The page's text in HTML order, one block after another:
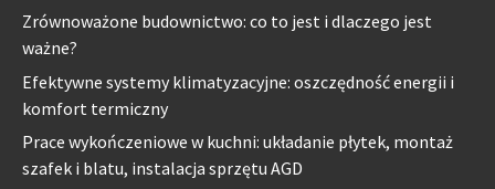
Zrównoważone budownictwo: co to jest i dlaczego jest
ważne?
Efektywne systemy klimatyzacyjne: oszczędność energii i
komfort termiczny
Prace wykończeniowe w kuchni: układanie płytek, montaż
szafek i blatu, instalacja sprzętu AGD